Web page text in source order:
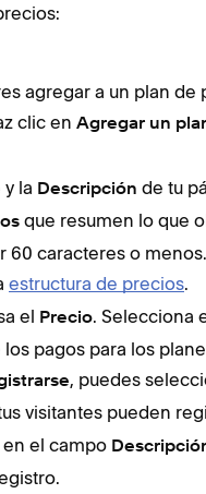
agregar a un plan de
clic en Agregar un
y la Descripción de tu
que resumen lo que
60 caracteres o menos.
estructura de precios.
el Precio. Selecciona
pagos para los
, puedes
visitantes pueden
el campo